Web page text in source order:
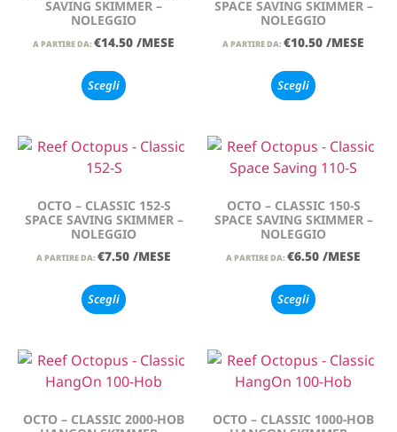
SAVING SKIMMER –
NOLEGGIO
A PARTIRE DA: €14.50 /MESE
Scegli
SPACE SAVING SKIMMER –
NOLEGGIO
A PARTIRE DA: €10.50 /MESE
Scegli
OCTO – CLASSIC 152-S
SPACE SAVING SKIMMER –
NOLEGGIO
A PARTIRE DA: €7.50 /MESE
Scegli
OCTO – CLASSIC 150-S
SPACE SAVING SKIMMER –
NOLEGGIO
A PARTIRE DA: €6.50 /MESE
Scegli
OCTO – CLASSIC 2000-HOB
OCTO – CLASSIC 1000-HOB